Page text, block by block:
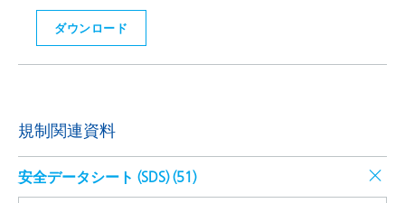
ダウンロード
規制関連資料
安全データシート (SDS) (51)